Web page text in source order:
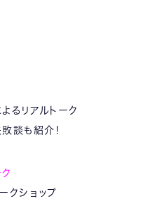
るリアルトーク
談も紹介！
クショップ